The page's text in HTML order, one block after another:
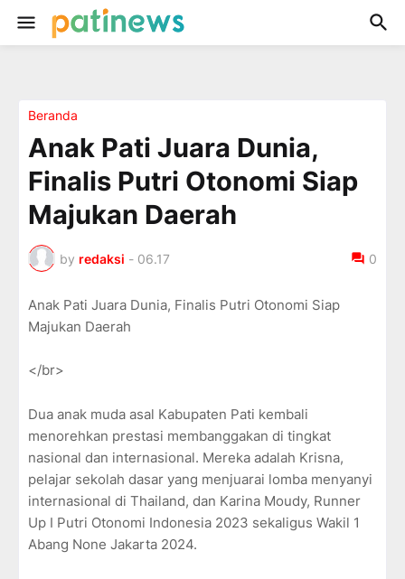
Beranda
Anak Pati Juara Dunia,
Finalis Putri Otonomi Siap
Majukan Daerah
by redaksi - 06.17 0
Anak Pati Juara Dunia, Finalis Putri Otonomi Siap
Majukan Daerah
</br>
Dua anak muda asal Kabupaten Pati kembali
menorehkan prestasi membanggakan di tingkat
nasional dan internasional. Mereka adalah Krisna,
pelajar sekolah dasar yang menjuarai lomba menyanyi
internasional di Thailand, dan Karina Moudy, Runner
Up I Putri Otonomi Indonesia 2023 sekaligus Wakil 1
Abang None Jakarta 2024.